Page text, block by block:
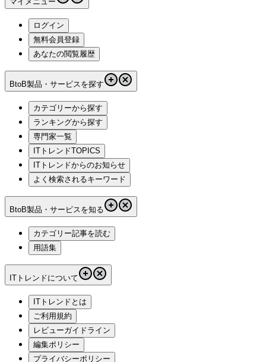
ログイン
無料会員登録
あなたの閲覧履歴
BtoB製品・サービスを探す
カテゴリーから探す
ランキングから探す
専門家一覧
ITトレンドTOPICS
ITトレンドからのお知らせ
よく検索されるキーワード
BtoB製品・サービスを知る
カテゴリー記事を読む
用語集
ITトレンドについて
ITトレンドとは
ご利用規約
レビューガイドライン
編集ポリシー
プライバシーポリシー